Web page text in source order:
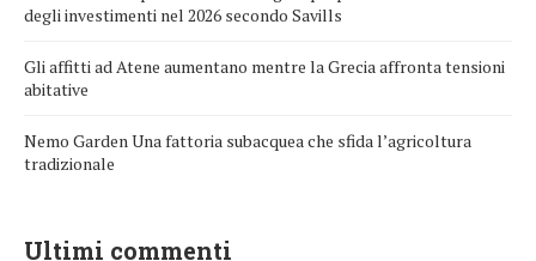
degli investimenti nel 2026 secondo Savills
Gli affitti ad Atene aumentano mentre la Grecia affronta tensioni
abitative
Nemo Garden Una fattoria subacquea che sfida l’agricoltura
tradizionale
Ultimi commenti